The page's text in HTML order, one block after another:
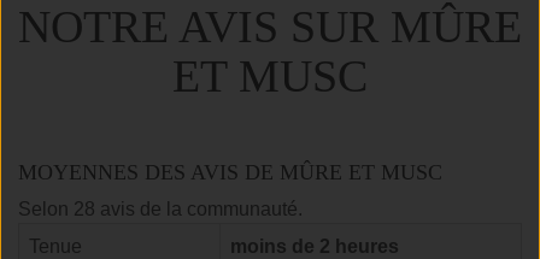
NOTRE AVIS SUR MÛRE
ET MUSC
MOYENNES DES AVIS DE MÛRE ET MUSC
Selon 28 avis de la communauté.
Tenue
moins de 2 heures